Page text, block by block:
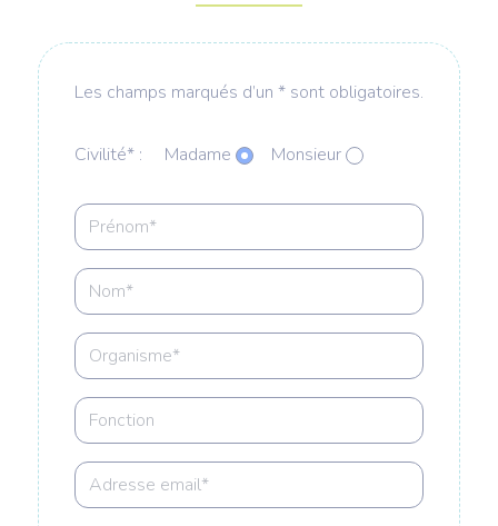
Les champs marqués d’un * sont obligatoires.
Civilité* : Madame Monsieur